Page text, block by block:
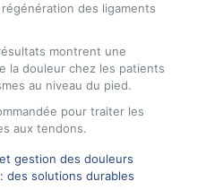
des ligaments
montrent une
la douleur chez les patients
au niveau du pied.
pour traiter les
aux tendons.
gestion des douleurs
des solutions durables